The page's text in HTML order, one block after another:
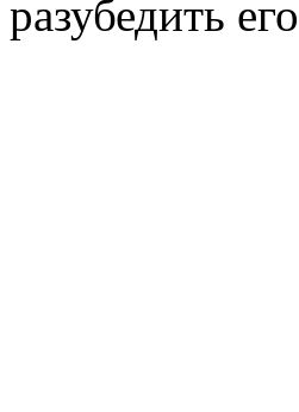
разубедить